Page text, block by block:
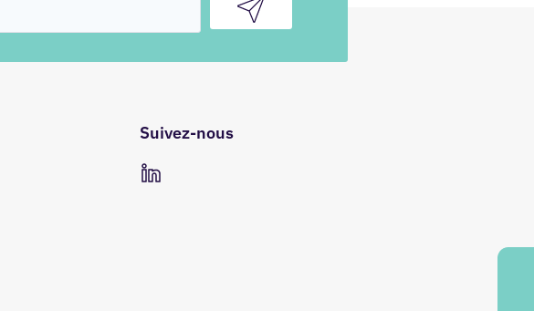
Suivez-nous